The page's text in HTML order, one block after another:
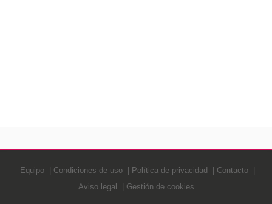
Equipo Condiciones de uso Política de privacidad
Contacto
Aviso legal
Gestión de cookies